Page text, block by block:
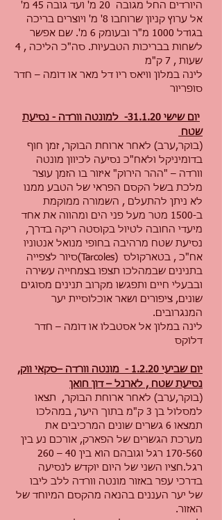
היורדים החל מגובה 20 מ' ועד גובה 45 מ'
אל ערוץ קניון שרוחבו 8' מ' ויוצרים בריכה
בגודל 1000 מ"ר ובעומק 6 מ'. שם אפשר
לשחות בבריכות הטבעיות. סה"כ הליכה , 4
שעות , 7 ק"מ
לינה במלון וויאס ריו דל מאר או דומה – חדר
סופריור
יום שישי 31.1.20- למונטה וורדה - נסיעת
שטח
(בוקר,ערב) לאחר ארוחת הבוקר, זמן חוף
בדומיניקל ולאח"כ נסיעה לכיוון מונטה
וורדה – "ההר הירוק" איזור בו הזמן עוצר
מלכת בשל הקסם הפראי של הטבע ממנו
לא ניתן להתעלם , השמורה ממוקמת
ב-1500 מטר מעל פני הים ומהווה את אחד
מיעדי החובה לטיול בקוסטה ריקה בדרך,
נסיעת שטח מרהיבה בחופי מנואל אנטוניו
אח"כ , בטארקולס (Tarcoles)סיור לצפייה
בתנינים שבמהלכו תצפו בצמחייה עשירה
ובבעלי חיים ותפגשו מקרוב תנינים מסוגים
שונים, ציפורים ושאר אוכלוסיית יער
המנגרובים.
לינה במלון אל אסטבלו או דומה – חדר
דלוקס
יום שביעי 1.2.20 - מונטה וורדה –סקאי ווק,
נסיעת שטח , לארנל – דון חואן
(בוקר,ערב) לאחר ארוחת הבוקר, תצאו
למסלול בן 3 ק"מ בתוך היער, במהלכו
תמצאו 6 גשרים שונים המרכיבים את
מערכת הגשרים של הפארק, אורכם נע בין
170-560 רגל וגובהם הוא בין 40 – 260
רגל.חציו השני של היום יוקדש לנסיעה
בדרכי עפר באזור מונטה וורדה ללב ליבו
של יער העננים בהנאה מהקסם המיוחד של
האזור.